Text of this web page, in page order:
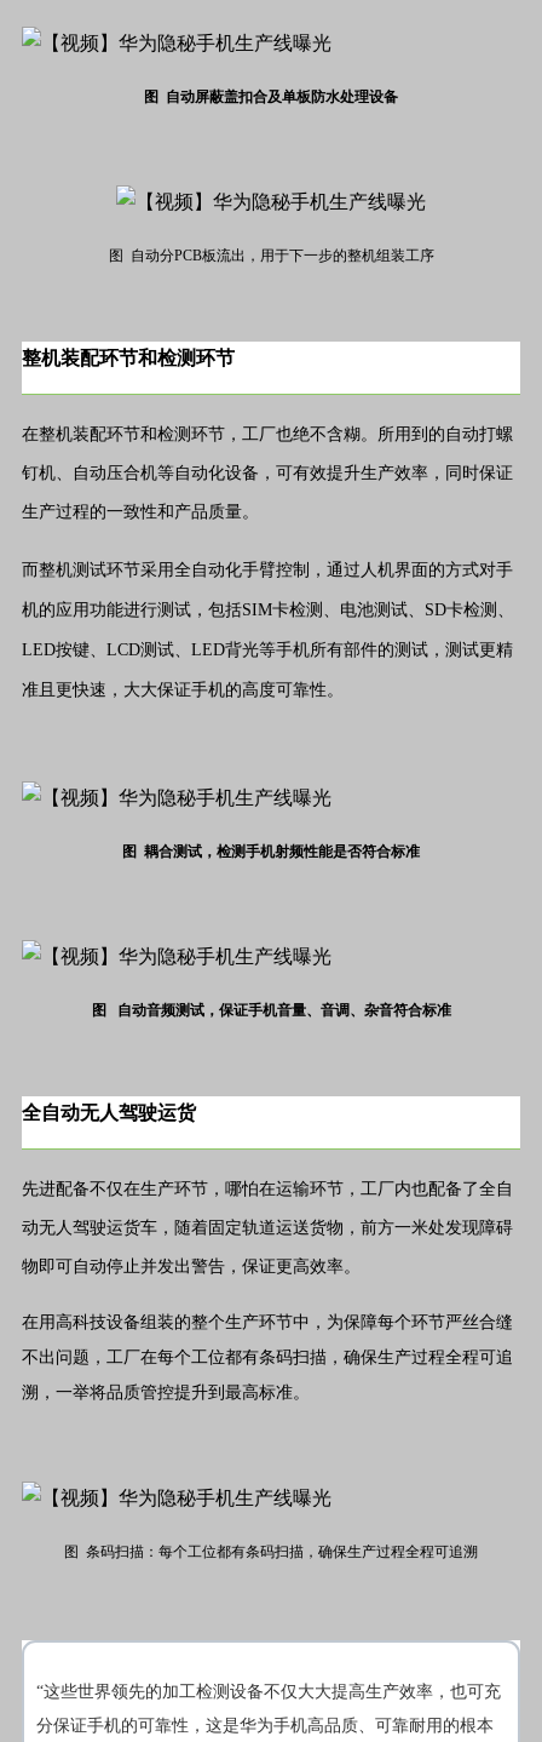
图 自动屏蔽盖扣合及单板防水处理设备
图 自动分PCB板流出，用于下一步的整机组装工序
整机装配环节和检测环节
在整机装配环节和检测环节，工厂也绝不含糊。所用到的自动打螺
钉机、自动压合机等自动化设备，可有效提升生产效率，同时保证
生产过程的一致性和产品质量。
而整机测试环节采用全自动化手臂控制，通过人机界面的方式对手
机的应用功能进行测试，包括SIM卡检测、电池测试、SD卡检测、
LED按键、LCD测试、LED背光等手机所有部件的测试，测试更精
准且更快速，大大保证手机的高度可靠性。
图 耦合测试，检测手机射频性能是否符合标准
图 自动音频测试，保证手机音量、音调、杂音符合标准
全自动无人驾驶运货
先进配备不仅在生产环节，哪怕在运输环节，工厂内也配备了全自
动无人驾驶运货车，随着固定轨道运送货物，前方一米处发现障碍
物即可自动停止并发出警告，保证更高效率。
在用高科技设备组装的整个生产环节中，为保障每个环节严丝合缝
不出问题，工厂在每个工位都有条码扫描，确保生产过程全程可追
溯，一举将品质管控提升到最高标准。
图 条码扫描：每个工位都有条码扫描，确保生产过程全程可追溯
“这些世界领先的加工检测设备不仅大大提高生产效率，也可充
分保证手机的可靠性，这是华为手机高品质、可靠耐用的根本